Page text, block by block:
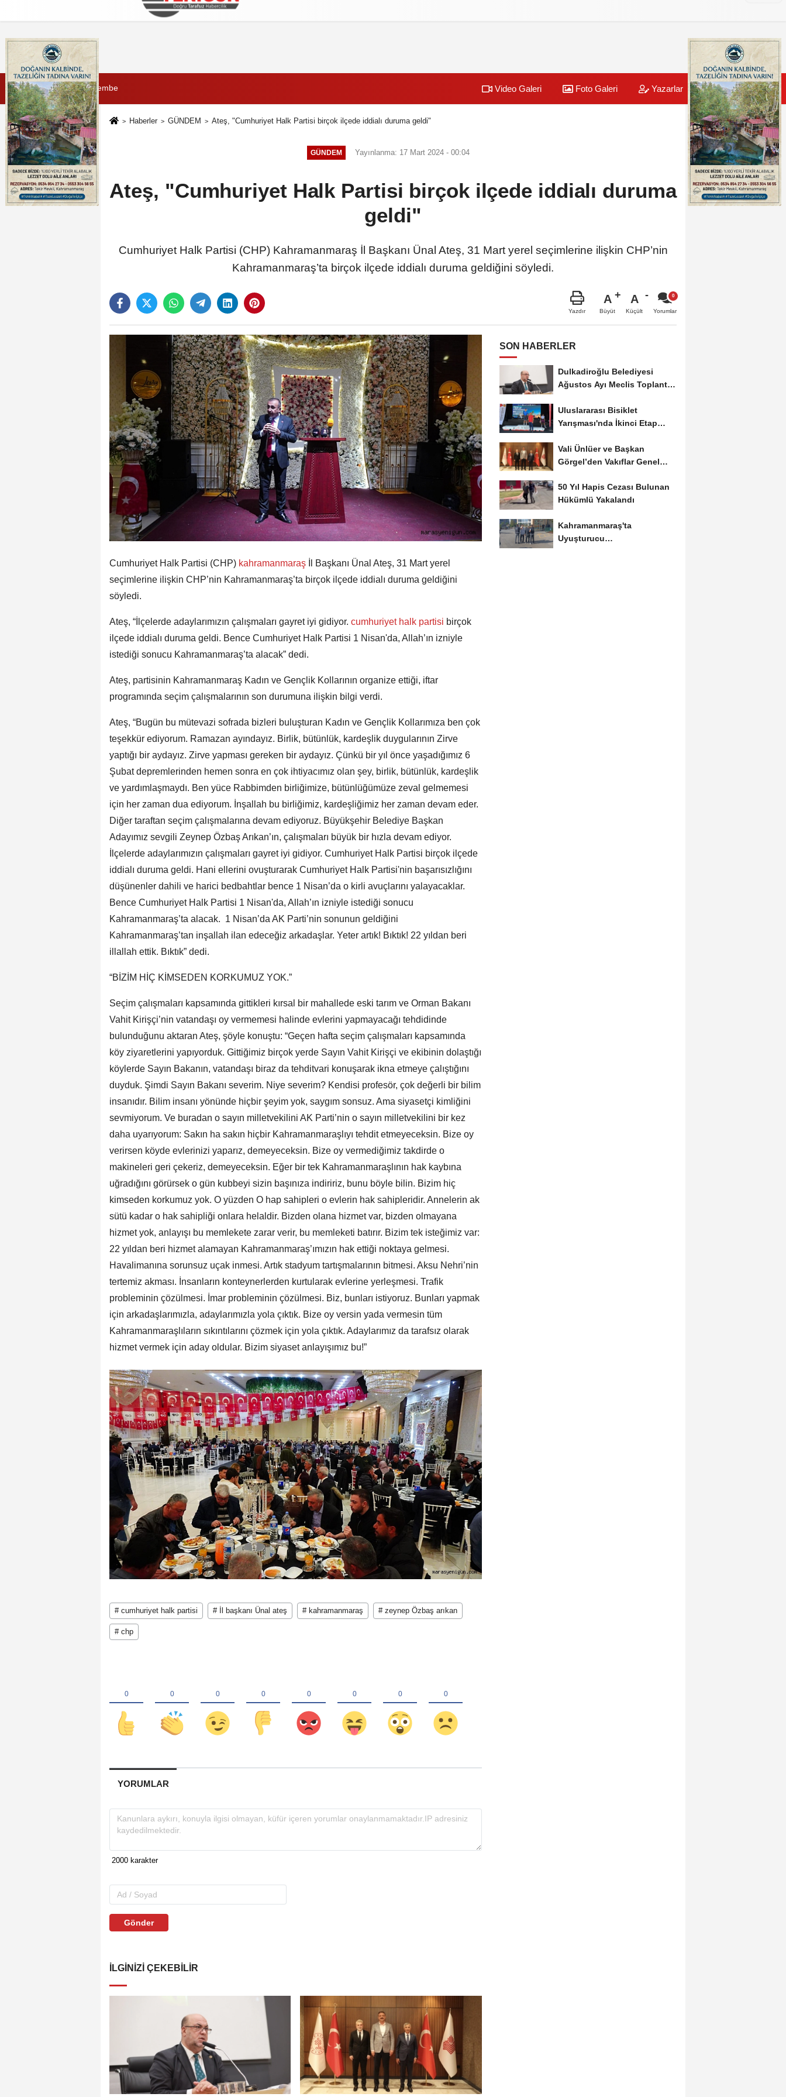
İletişim Çerez Politikası
6 Ağustos 2026, Perşembe Video Galeri Foto Galeri Yazarlar Üye Paneli
Haberler GÜNDEM Ateş, "Cumhuriyet Halk Partisi birçok ilçede iddialı duruma geldi"
GÜNDEM Yayınlanma: 17 Mart 2024 - 00:04
Ateş, "Cumhuriyet Halk Partisi birçok ilçede iddialı duruma
geldi"
Cumhuriyet Halk Partisi (CHP) Kahramanmaraş İl Başkanı Ünal Ateş, 31 Mart yerel seçimlerine ilişkin CHP’nin
Kahramanmaraş’ta birçok ilçede iddialı duruma geldiğini söyledi.
Yazdır
A
Büyüt
A
Küçült Yorumlar
Cumhuriyet Halk Partisi (CHP) kahramanmaraş
İl Başkanı Ünal Ateş, 31 Mart yerel
seçimlerine ilişkin CHP’nin Kahramanmaraş’ta birçok ilçede iddialı duruma geldiğini
söyledi.
Ateş, “İlçelerde adaylarımızın çalışmaları gayret iyi gidiyor. cumhuriyet halk partisi birçok
ilçede iddialı duruma geldi. Bence Cumhuriyet Halk Partisi 1 Nisan'da, Allah’ın izniyle
istediği sonucu Kahramanmaraş’ta alacak” dedi.
Ateş, partisinin Kahramanmaraş Kadın ve Gençlik Kollarının organize ettiği, iftar
programında seçim çalışmalarının son durumuna ilişkin bilgi verdi.
Ateş, “Bugün bu mütevazi sofrada bizleri buluşturan Kadın ve Gençlik Kollarımıza ben çok
teşekkür ediyorum. Ramazan ayındayız. Birlik, bütünlük, kardeşlik duygularının Zirve
yaptığı bir aydayız. Zirve yapması gereken bir aydayız. Çünkü bir yıl önce yaşadığımız 6
Şubat depremlerinden hemen sonra en çok ihtiyacımız olan şey, birlik, bütünlük, kardeşlik
ve yardımlaşmaydı. Ben yüce Rabbimden birliğimize, bütünlüğümüze zeval gelmemesi
için her zaman dua ediyorum. İnşallah bu birliğimiz, kardeşliğimiz her zaman devam eder.
Diğer taraftan seçim çalışmalarına devam ediyoruz. Büyükşehir Belediye Başkan
Adayımız sevgili Zeynep Özbaş Arıkan’ın, çalışmaları büyük bir hızla devam ediyor.
İlçelerde adaylarımızın çalışmaları gayret iyi gidiyor. Cumhuriyet Halk Partisi birçok ilçede
iddialı duruma geldi. Hani ellerini ovuşturarak Cumhuriyet Halk Partisi'nin başarısızlığını
düşünenler dahili ve harici bedbahtlar bence 1 Nisan’da o kirli avuçlarını yalayacaklar.
Bence Cumhuriyet Halk Partisi 1 Nisan'da, Allah’ın izniyle istediği sonucu
Kahramanmaraş’ta alacak. 1 Nisan’da AK Parti’nin sonunun geldiğini
Kahramanmaraş’tan inşallah ilan edeceğiz arkadaşlar. Yeter artık! Bıktık! 22 yıldan beri
illallah ettik. Bıktık” dedi.
“BİZİM HİÇ KİMSEDEN KORKUMUZ YOK.”
Seçim çalışmaları kapsamında gittikleri kırsal bir mahallede eski tarım ve Orman Bakanı
Vahit Kirişçi’nin vatandaşı oy vermemesi halinde evlerini yapmayacağı tehdidinde
bulunduğunu aktaran Ateş, şöyle konuştu: “Geçen hafta seçim çalışmaları kapsamında
köy ziyaretlerini yapıyorduk. Gittiğimiz birçok yerde Sayın Vahit Kirişçi ve ekibinin dolaştığı
köylerde Sayın Bakanın, vatandaşı biraz da tehditvari konuşarak ikna etmeye çalıştığını
duyduk. Şimdi Sayın Bakanı severim. Niye severim? Kendisi profesör, çok değerli bir bilim
insanıdır. Bilim insanı yönünde hiçbir şeyim yok, saygım sonsuz. Ama siyasetçi kimliğini
sevmiyorum. Ve buradan o sayın milletvekilini AK Parti’nin o sayın milletvekilini bir kez
daha uyarıyorum: Sakın ha sakın hiçbir Kahramanmaraşlıyı tehdit etmeyeceksin. Bize oy
verirsen köyde evlerinizi yaparız, demeyeceksin. Bize oy vermediğimiz takdirde o
makineleri geri çekeriz, demeyeceksin. Eğer bir tek Kahramanmaraşlının hak kaybına
uğradığını görürsek o gün kubbeyi sizin başınıza indiririz, bunu böyle bilin. Bizim hiç
kimseden korkumuz yok. O yüzden O hap sahipleri o evlerin hak sahipleridir. Annelerin ak
sütü kadar o hak sahipliği onlara helaldir. Bizden olana hizmet var, bizden olmayana
hizmet yok, anlayışı bu memlekete zarar verir, bu memleketi batırır. Bizim tek isteğimiz var:
22 yıldan beri hizmet alamayan Kahramanmaraş’ımızın hak ettiği noktaya gelmesi.
Havalimanına sorunsuz uçak inmesi. Artık stadyum tartışmalarının bitmesi. Aksu Nehri’nin
tertemiz akması. İnsanların konteynerlerden kurtularak evlerine yerleşmesi. Trafik
probleminin çözülmesi. İmar probleminin çözülmesi. Biz, bunları istiyoruz. Bunları yapmak
için arkadaşlarımızla, adaylarımızla yola çıktık. Bize oy versin yada vermesin tüm
Kahramanmaraşlıların sıkıntılarını çözmek için yola çıktık. Adaylarımız da tarafsız olarak
hizmet vermek için aday oldular. Bizim siyaset anlayışımız bu!”
# cumhuriyet halk partisi # İl başkanı Ünal ateş # kahramanmaraş # zeynep Özbaş arıkan
# chp
YORUMLAR
Gönder
İLGINIZI ÇEKEBILIR
SON HABERLER
Dulkadiroğlu Belediyesi
Ağustos Ayı Meclis Toplantısı
Uluslararası Bisiklet
Yarışması'nda İkinci Etap
Vali Ünlüer ve Başkan
Görgel’den Vakıflar Genel
50 Yıl Hapis Cezası Bulunan
Hükümlü Yakalandı
Kahramanmaraş'ta
Uyuşturucu